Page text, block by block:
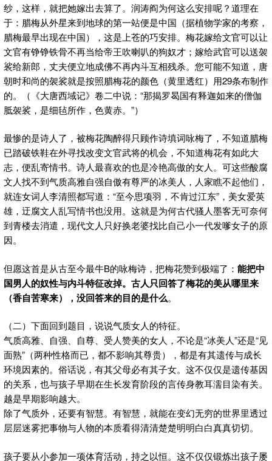
纱，这样，就把她嫁出去算了。润涛阎为何这么安排呢？道理在
于：腊梅从外星来到地球的第一站便是中国（据植物学家的考察，
腊梅最早出现在中国），这是上苍的巧安排。梅花嫁给文官可以让
文官有铮铮铁骨不再当给帝王吹喇叭的狗奴才；嫁给武官可以送袈
裟给新郎，丈夫便立地成佛不再内斗互相残杀。您可能不知道，唐
朝时和尚的袈裟就是按照腊梅花的颜色（黄里透红）用29条布制作
的。（《大唐西域记》卷二中说：“那揭罗曷国有释迦如来的僧伽
胝袈裟，是细毡所作，色黄赤。”）
最惨的是诗人了，被梅花陶醉得只顾作诗填词咏梅了，不知道腊梅
已踏破铁鞋在外寻找改变文官武将的机会，不知道梅花有如此大
志，便乱寄情书。诗人最喜欢的也是冷艳高傲的女人。可这些酸腐
文人找不到气质高雅自强自傲有尊严的冰美人，人家瞧不起他们，
就连女词人李清照都写道：“至今思项羽，不肯过江东”，美女爱英
雄，迂腐文人乱写情书也没用。这就是为何古代骚人墨客无可奈何
到青楼去消遣，现代文人只好换老婆找比自己小一代发嗲女子的原
因。
但愿这首是从古至今最牛B的咏梅诗，把梅花赞到极端了： 能把中
国男人的奴性与内斗特征改掉。古人只回答了梅花的美从哪里来
（香自苦寒来），没回答来的目的是什么。
（二）下面回到题目，说说气质女人的特征。
气质高雅、自强、自尊、受人赞美的女人，不论是“冰美人”还是“见
面熟”（两种性格而已，都不影响其尊贵），都是有其遗传与成长
环境因素的。俗话说，有其父母必有其子女。这不仅仅是遗传基因
的关系，也与孩子早期在生长发育阶段的言传身教耳濡目染有关。
越是早期影响越大。
除了气质外，还要有智慧。有智慧，就能在变幻无穷的世界里透过
层层迷雾把事物与人物的本质看得清清楚楚明明白白真真切切。
孩子要从小参加一项体育活动，持之以恒。这不仅仅锻炼出孩子屡